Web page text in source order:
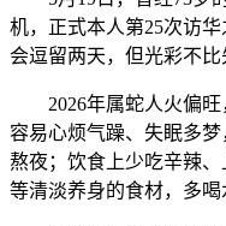
机，正式本人第25次访
会逗留两天，但光彩不比
2026年属蛇人火偏旺
容易心烦气躁、失眠多梦
熬夜；饮食上少吃辛辣
等清淡养身的食材，多喝